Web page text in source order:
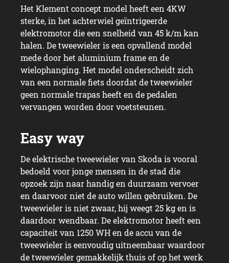
Het Klement concept model heeft een 4KW
sterke, in het achterwiel geïntrigeerde
elektromotor die een snelheid van 45 k/m kan
halen. De tweewieler is een opvallend model
mede door het aluminium frame en de
wielophanging. Het model onderscheidt zich
van een normale fiets doordat de tweewieler
geen normale trapas heeft en de pedalen
vervangen worden door voetsteunen.
De elektrische tweewieler van Skoda is vooral
bedoeld voor jonge mensen in de stad die
opzoek zijn naar handig en duurzaam vervoer
en daarvoor niet de auto willen gebruiken. De
tweewieler is niet zwaar, hij weegt 25 kg en is
daardoor wendbaar. De elektromotor heeft een
capaciteit van 1250 WH en de accu van de
tweewieler is eenvoudig uitneembaar waardoor
de tweewieler gemakkelijk thuis of op het werk